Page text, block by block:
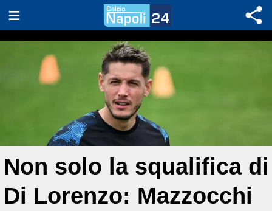
Non solo la squalifica di
Di Lorenzo: Mazzocchi